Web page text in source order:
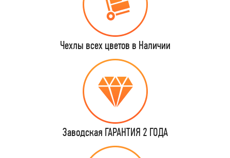
Чехлы всех цветов в Наличии
Заводская ГАРАНТИЯ 2 ГОДА